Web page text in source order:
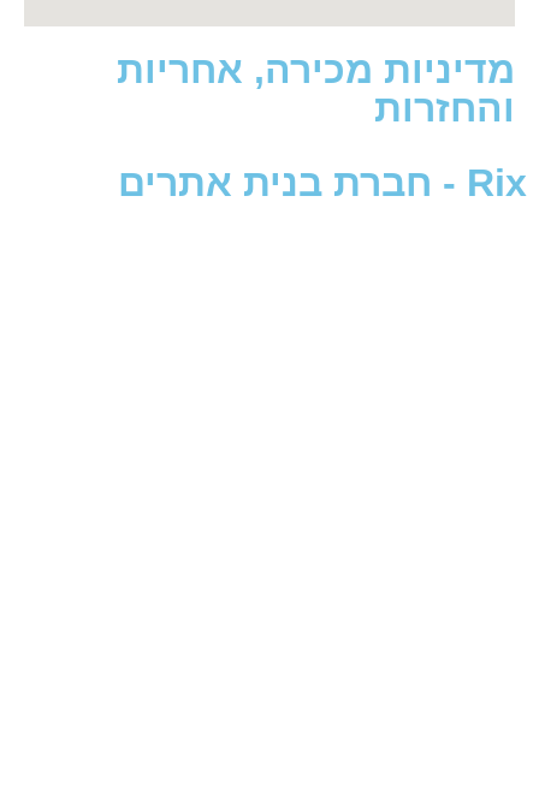
מכירה, אחריות